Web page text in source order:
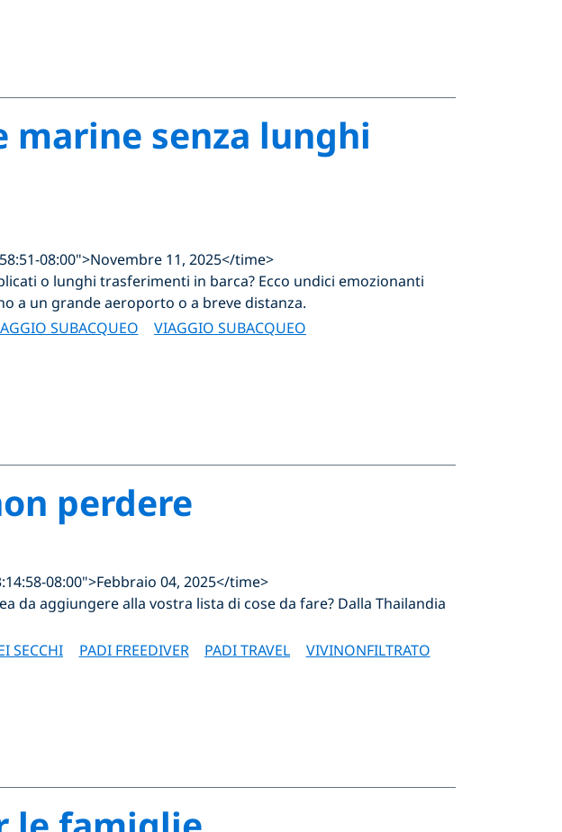
marine senza lunghi
08:00">Novembre 11, 2025</time>
o lunghi trasferimenti in barca? Ecco undici emozionanti
a un grande aeroporto o a breve distanza.
SUBACQUEO VIAGGIO SUBACQUEO
perdere
08:00">Febbraio 04, 2025</time>
da aggiungere alla vostra lista di cose da fare? Dalla Thailandia
SECCHI PADI FREEDIVER PADI TRAVEL VIVINONFILTRATO